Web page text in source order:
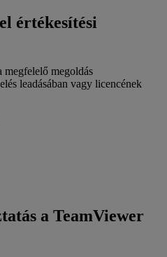
értékesítési
megfelelő megoldás
leadásában vagy licencének
a TeamViewer